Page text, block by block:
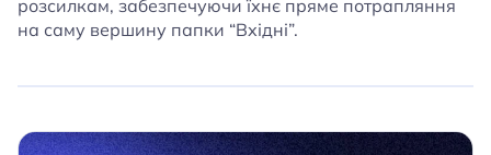
розсилкам, забезпечуючи їхнє пряме потрапляння
на саму вершину папки “Вхідні”.